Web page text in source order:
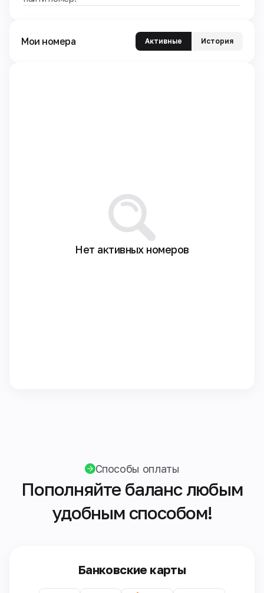
Мои номера Активные История
Нет активных номеров
Способы оплаты
Пополняйте баланс любым
удобным способом!
Банковские карты